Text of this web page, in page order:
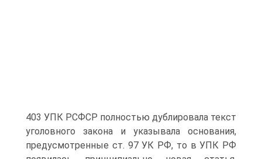
403 УПК РСФСР полностью дублировала текст
уголовного закона и указывала основания,
предусмотренные ст. 97 УК РФ, то в УПК РФ